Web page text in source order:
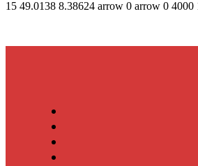
15 49.0138 8.38624 arrow 0 arrow 0 4000